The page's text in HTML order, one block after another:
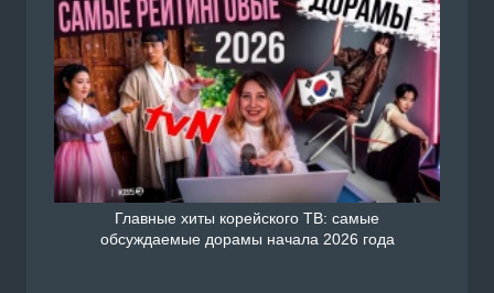
Главные хиты корейского ТВ: самые
обсуждаемые дорамы начала 2026 года